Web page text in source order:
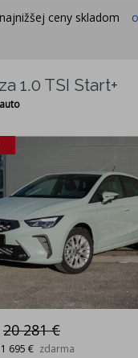
ceny skladom
1.0 TSI Start+
20 281 €
1 695 € zdarma